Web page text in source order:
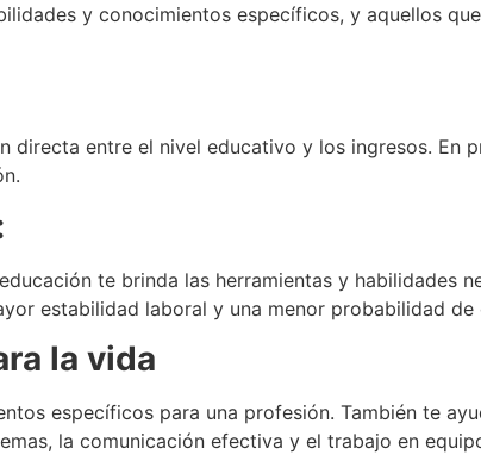
y conocimientos específicos, y aquellos
directa entre el nivel educativo y los ingresos. En
te brinda las herramientas y habilidades
estabilidad laboral y una menor probabilidad de
la vida
específicos para una profesión. También te
la comunicación efectiva y el trabajo en